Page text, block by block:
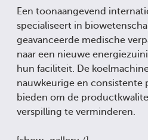
Een toonaangevend
specialiseert in
geavanceerde medische
naar een nieuwe
hun faciliteit. De
nauwkeurige en consistente
bieden om de
verspilling te verminderen.